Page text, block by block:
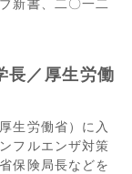
新書、二〇一二
／厚生労働
生労働省）に入
フルエンザ対策
保険局長などを